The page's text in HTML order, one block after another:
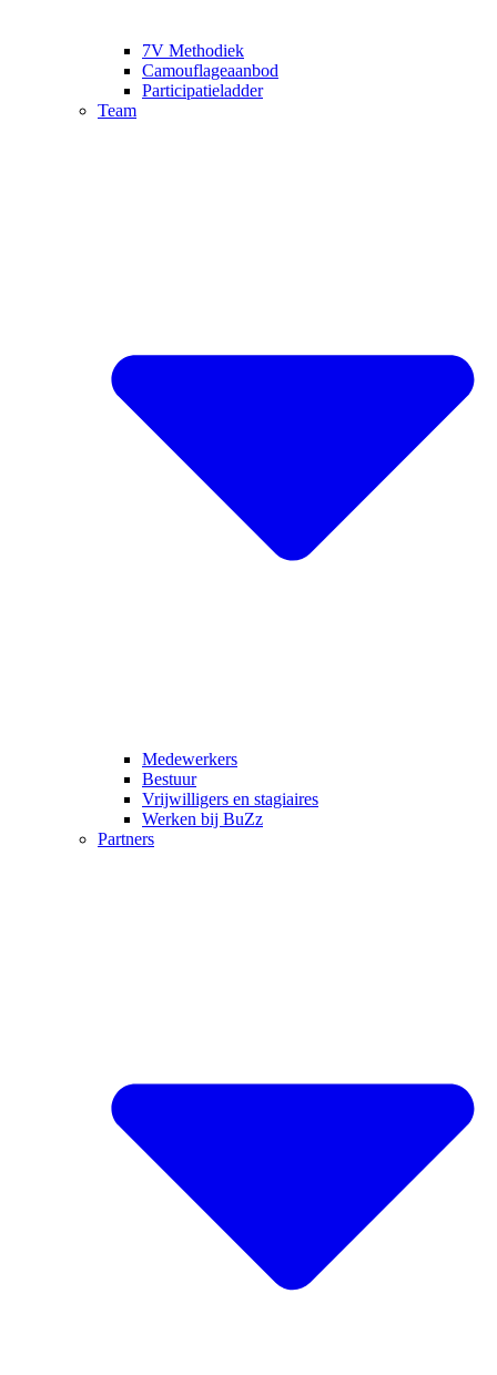
7V Methodiek
Camouflageaanbod
Participatieladder
Team
Medewerkers
Bestuur
Vrijwilligers en stagiaires
Werken bij BuZz
Partners